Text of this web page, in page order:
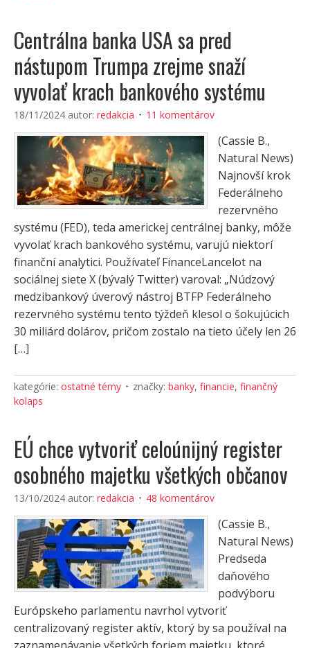
Centrálna banka USA sa pred
nástupom Trumpa zrejme snaží
vyvolať krach bankového systému
18/11/2024 autor: redakcia 11 komentárov
(Cassie B.,
Natural News)
Najnovší krok
Federálneho
rezervného
systému (FED), teda americkej centrálnej banky, môže
vyvolať krach bankového systému, varujú niektorí
finanční analytici. Používateľ FinanceLancelot na
sociálnej siete X (bývalý Twitter) varoval: „Núdzový
medzibankový úverový nástroj BTFP Federálneho
rezervného systému tento týždeň klesol o šokujúcich
30 miliárd dolárov, pričom zostalo na tieto účely len 26
[…]
kategórie: ostatné témy značky: banky, financie, finančný
kolaps
EÚ chce vytvoriť celoúnijný register
osobného majetku všetkých občanov
13/10/2024 autor: redakcia 48 komentárov
(Cassie B.,
Natural News)
Predseda
daňového
podvýboru
Európskeho parlamentu navrhol vytvoriť
centralizovaný register aktív, ktorý by sa používal na